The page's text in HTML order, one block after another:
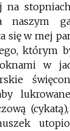
na
naszym
się w mej
którym
w